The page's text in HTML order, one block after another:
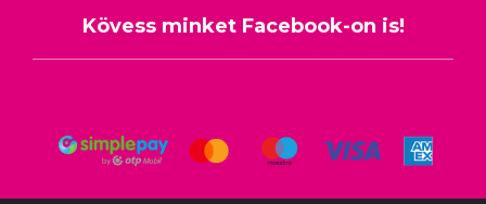
Kövess minket Facebook-on is!